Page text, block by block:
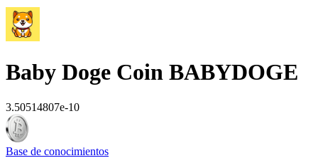
Baby Doge Coin BABYDOGE
3.50514807e-10
Base de conocimientos